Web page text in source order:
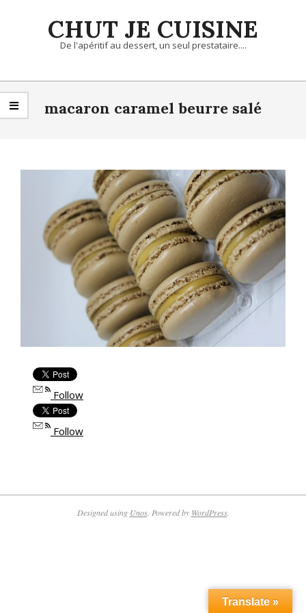
CHUT JE CUISINE
De l'apéritif au dessert, un seul prestataire....
Primary
Navigation
Menu
macaron caramel beurre salé
Follow
Follow
05-
Designed using Unos. Powered by WordPress.
Translate »